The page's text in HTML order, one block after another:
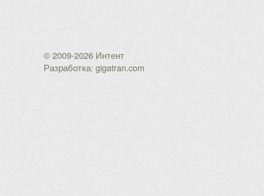
© 2009-2026 Интент
Разработка: gigatran.com